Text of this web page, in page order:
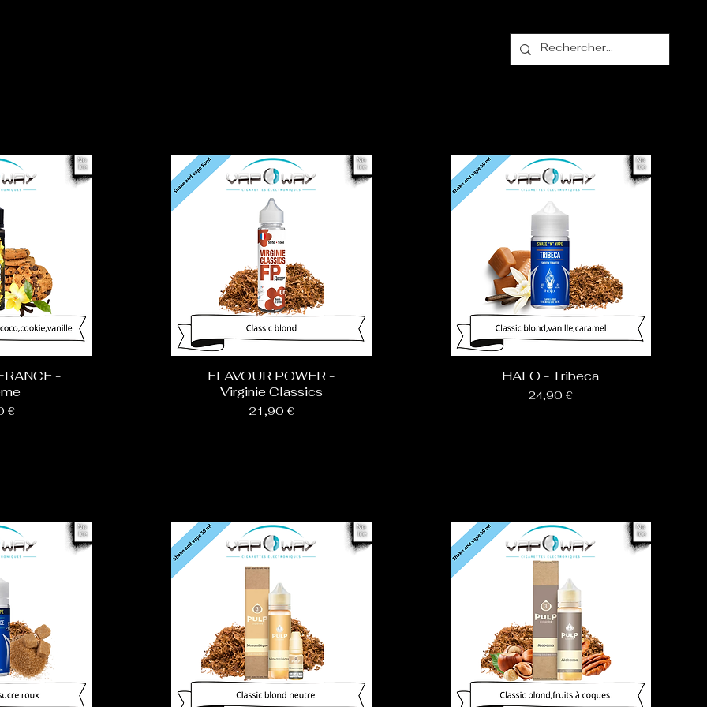
-
€
FLAVOUR POWER -
Virginie Classics
Prix
21,90 €
HALO - Tribeca
Prix
24,90 €